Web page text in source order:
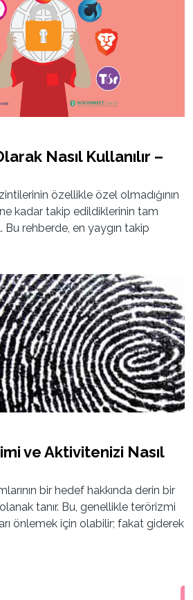
Nasıl Kullanılır –
özellikle özel olmadığının
kadar takip edildiklerinin tam
rehberde, en yaygın takip
ve Aktivitenizi Nasıl
bir hedef hakkında derin bir
tanır. Bu, genellikle terörizmi
önlemek için olabilir; fakat giderek